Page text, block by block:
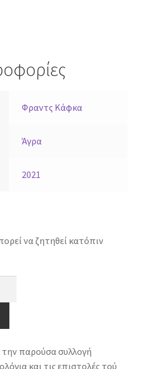
Φραντς Κάφκα
Άγρα
2021
να ζητηθεί κατόπιν
παρούσα συλλογή
και τις επιστολές τού